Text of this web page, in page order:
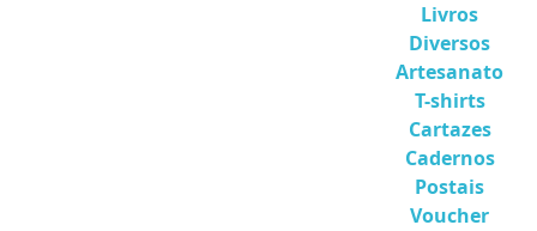
Livros
Diversos
Artesanato
T-shirts
Cartazes
Cadernos
Postais
Voucher